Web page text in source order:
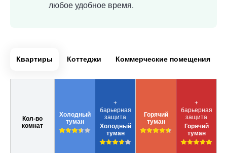
любое удобное время.
Квартиры Коттеджи Коммерческие помещения
Кол-во
комнат
Холодный
туман
+
барьерная
защита
Холодный
туман
Горячий
туман
+
барьерная
защита
Горячий
туман